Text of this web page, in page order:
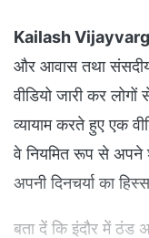
Kailash
और आवास तथा संसदीय
वीडियो जारी कर
व्यायाम करते हुए एक
वे नियमित रूप से अपने
अपनी दिनचर्या का
बता दें कि इंदौर में ठंड